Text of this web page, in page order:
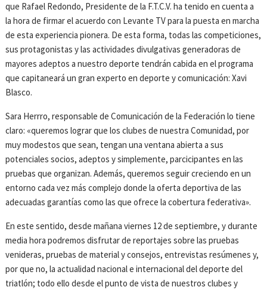
que Rafael Redondo, Presidente de la F.T.C.V. ha tenido en cuenta a
la hora de firmar el acuerdo con Levante TV para la puesta en marcha
de esta experiencia pionera. De esta forma, todas las competiciones,
sus protagonistas y las actividades divulgativas generadoras de
mayores adeptos a nuestro deporte tendrán cabida en el programa
que capitaneará un gran experto en deporte y comunicación: Xavi
Blasco.
Sara Herrro, responsable de Comunicación de la Federación lo tiene
claro: «queremos lograr que los clubes de nuestra Comunidad, por
muy modestos que sean, tengan una ventana abierta a sus
potenciales socios, adeptos y simplemente, parcicipantes en las
pruebas que organizan. Además, queremos seguir creciendo en un
entorno cada vez más complejo donde la oferta deportiva de las
adecuadas garantías como las que ofrece la cobertura federativa».
En este sentido, desde mañana viernes 12 de septiembre, y durante
media hora podremos disfrutar de reportajes sobre las pruebas
venideras, pruebas de material y consejos, entrevistas resúmenes y,
por que no, la actualidad nacional e internacional del deporte del
triatlón; todo ello desde el punto de vista de nuestros clubes y